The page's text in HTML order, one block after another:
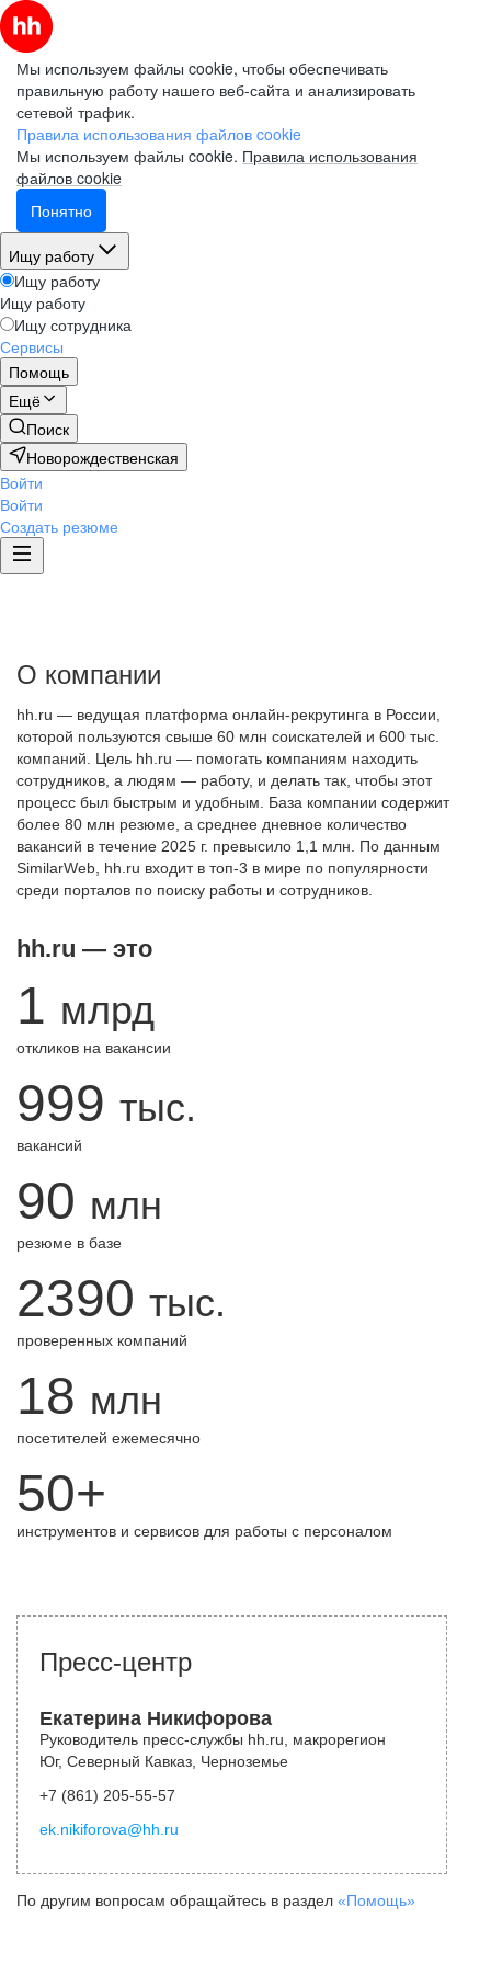
Мы используем файлы cookie, чтобы обеспечивать
правильную работу нашего веб-сайта и анализировать
сетевой трафик.
Правила использования файлов cookie
Мы используем файлы cookie. Правила использования
файлов cookie
Понятно
Ищу работу
Ищу работу
Ищу работу
Ищу сотрудника
Сервисы
Помощь
Ещё
Поиск
Новорождественская
Войти
Войти
Создать резюме
О компании
hh.ru — ведущая платформа онлайн-рекрутинга в России,
которой пользуются свыше 60 млн соискателей и 600 тыс.
компаний. Цель hh.ru — помогать компаниям находить
сотрудников, а людям — работу, и делать так, чтобы этот
процесс был быстрым и удобным. База компании содержит
более 80 млн резюме, а среднее дневное количество
вакансий в течение 2025 г. превысило 1,1 млн. По данным
SimilarWeb, hh.ru входит в топ-3 в мире по популярности
среди порталов по поиску работы и сотрудников.
hh.ru — это
1 млрд
откликов на вакансии
999 тыс.
вакансий
90 млн
резюме в базе
2390 тыс.
проверенных компаний
18 млн
посетителей ежемесячно
50+
инструментов и сервисов для работы с персоналом
Пресс-центр
Екатерина Никифорова
Руководитель пресс-службы hh.ru, макрорегион
Юг, Северный Кавказ, Черноземье
+7 (861) 205-55-57
ek.nikiforova@hh.ru
По другим вопросам обращайтесь в раздел «Помощь»